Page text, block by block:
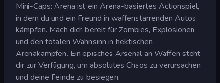
Mini-Caps: Arena ist ein Arena-basiertes Actionspiel,
in dem du und ein Freund in waffenstarrenden Autos
kämpfen. Mach dich bereit für Zombies, Explosionen
und den totalen Wahnsinn in hektischen
Arenakämpfen. Ein episches Arsenal an Waffen steht
dir zur Verfügung, um absolutes Chaos zu verursachen
und deine Feinde zu besiegen.